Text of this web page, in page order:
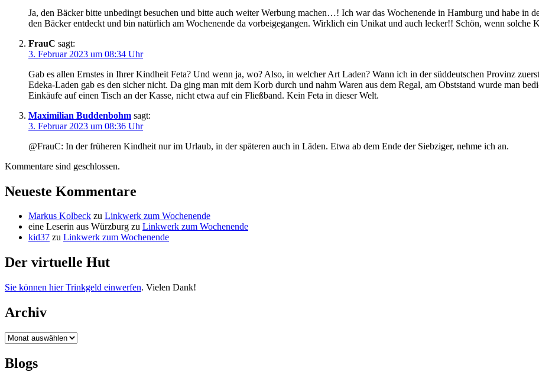
Ja, den Bäcker bitte unbedingt besuchen und bitte auch weiter Werbung machen…! Ich war das Wochenende in Hamburg und habe in
den Bäcker entdeckt und bin natürlich am Wochenende da vorbeigegangen. Wirklich ein Unikat und auch lecker!! Schön, wenn solche
FrauC sagt:
3. Februar 2023 um 08:34 Uhr
Gab es allen Ernstes in Ihrer Kindheit Feta? Und wenn ja, wo? Also, in welcher Art Laden? Wann ich in der süddeutschen Provinz
Edeka-Laden gab es den sicher nicht. Da ging man mit dem Korb durch und nahm Waren aus dem Regal, am Obststand wurde man
Einkäufe auf einen Tisch an der Kasse, nicht etwa auf ein Fließband. Kein Feta in dieser Welt.
Maximilian Buddenbohm sagt:
3. Februar 2023 um 08:36 Uhr
@FrauC: In der früheren Kindheit nur im Urlaub, in der späteren auch in Läden. Etwa ab dem Ende der Siebziger, nehme ich an.
Kommentare sind geschlossen.
Neueste Kommentare
Markus Kolbeck zu Linkwerk zum Wochenende
eine Leserin aus Würzburg zu Linkwerk zum Wochenende
kid37 zu Linkwerk zum Wochenende
Der virtuelle Hut
Sie können hier Trinkgeld einwerfen. Vielen Dank!
Archiv
Archiv
Blogs